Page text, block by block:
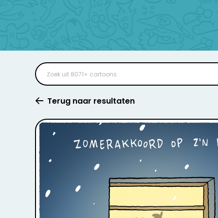
Terug naar resultaten